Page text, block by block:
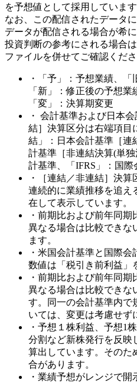
を予想値として採用しています
なお、この配信されたデータ
データが配信される場合が希に
投資判断の参考にされる場合
ファイルを併せてご確認くだ
・「予」：予想業績、「
「新」：修正後の予想業
「変」：決算期変更
・ 会計基準および日本
結］決算区分は右端項目
結」：日本会計基準［連
計基準［非連結決算(単
計基準、「IFRS」：国際
・［連結／非連結］決算
連続的に業績推移を追え
在して表示しています。
・前期比および前年同
異なる場合は比較できな
ます。
・米国会計基準と国際
数値は「税引き前利益」
・前期比および前年同
異なる場合は比較できな
す。同一の会計基準内で
いては、変更は考慮せず
・予想１株利益、予想1
分割など新株発行を反映
算出しています。そのた
合があります。
・業績予想がレンジで